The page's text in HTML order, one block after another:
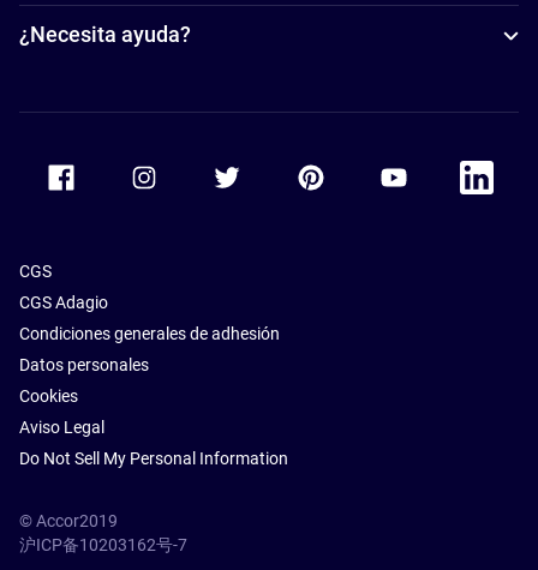
¿Necesita ayuda?
Accor Youtube
Accor
CGS
CGS Adagio
Condiciones generales de adhesión
Datos personales
Cookies
Aviso Legal
Do Not Sell My Personal Information
© Accor2019
沪ICP备10203162号-7